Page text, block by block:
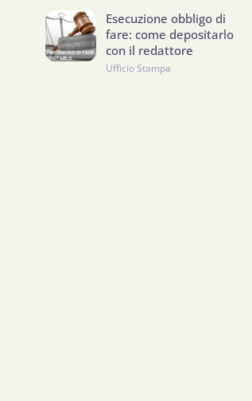
Esecuzione obbligo di
fare: come depositarlo
con il redattore
Ufficio Stampa